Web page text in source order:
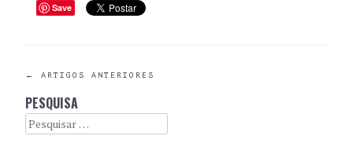
Save
POST
NAVIGATION
← ARTIGOS ANTERIORES
PESQUISA
Search